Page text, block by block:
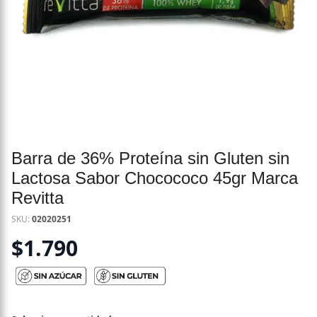
Barra de 36% Proteína sin Gluten sin
Lactosa Sabor Chocococo 45gr Marca
Revitta
SKU:02020251
$1.790